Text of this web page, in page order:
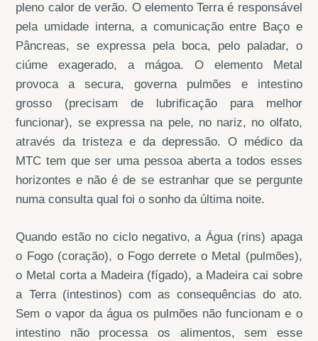
pleno calor de verão. O elemento Terra é responsável
pela umidade interna, a comunicação entre Baço e
Pâncreas, se expressa pela boca, pelo paladar, o
ciúme exagerado, a mágoa. O elemento Metal
provoca a secura, governa pulmões e intestino
grosso (precisam de lubrificação para melhor
funcionar), se expressa na pele, no nariz, no olfato,
através da tristeza e da depressão. O médico da
MTC tem que ser uma pessoa aberta a todos esses
horizontes e não é de se estranhar que se pergunte
numa consulta qual foi o sonho da última noite.
Quando estão no ciclo negativo, a Água (rins) apaga
o Fogo (coração), o Fogo derrete o Metal (pulmões),
o Metal corta a Madeira (fígado), a Madeira cai sobre
a Terra (intestinos) com as consequências do ato.
Sem o vapor da água os pulmões não funcionam e o
intestino não processa os alimentos, sem esse